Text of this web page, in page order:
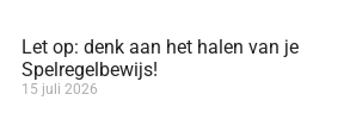
Let op: denk aan het halen van je
Spelregelbewijs!
15 juli 2026